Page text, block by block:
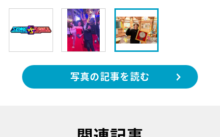
写真の記事を読む